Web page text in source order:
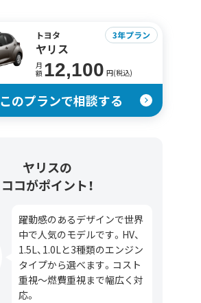
トヨタ
ヤリス
月
額 12,100 円(税込)
3年プラン
このプランで相談する
ヤリスの
ココがポイント！
躍動感のあるデザインで世界
中で人気のモデルです。HV、
1.5L、1.0Lと3種類のエンジン
タイプから選べます。コスト
重視～燃費重視まで幅広く対
応。